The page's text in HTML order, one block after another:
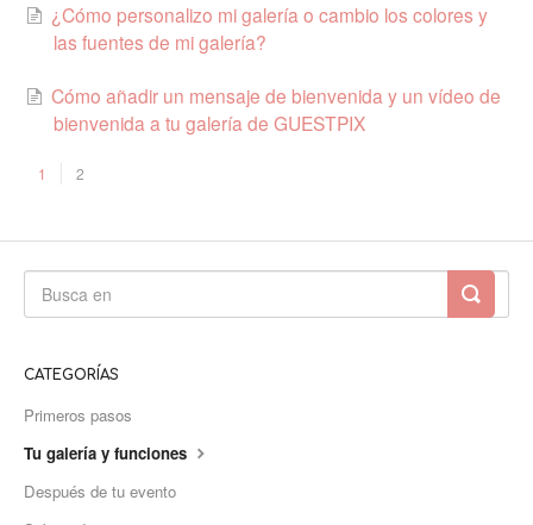
¿Cómo personalizo mi galería o cambio los colores y
las fuentes de mi galería?
Cómo añadir un mensaje de bienvenida y un vídeo de
bienvenida a tu galería de GUESTPIX
1 2
CATEGORÍAS
Primeros pasos
Tu galería y funciones
Después de tu evento